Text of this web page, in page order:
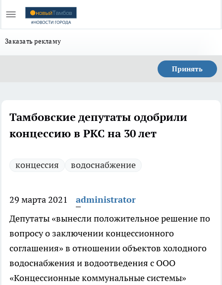
Заказать рекламу
Принять
Тамбовские депутаты одобрили
концессию в РКС на 30 лет
концессия водоснабжение
29 марта 2021
administrator
Депутаты «вынесли положительное решение по
вопросу о заключении концессионного
соглашения» в отношении объектов холодного
водоснабжения и водоотведения с ООО
«Концессионные коммунальные системы»